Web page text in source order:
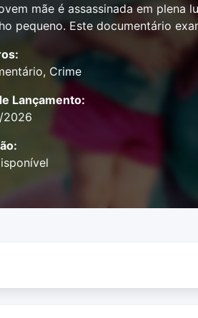
mãe é assassinada em plena
pequeno. Este documentário
Crime
Lançamento:
2026